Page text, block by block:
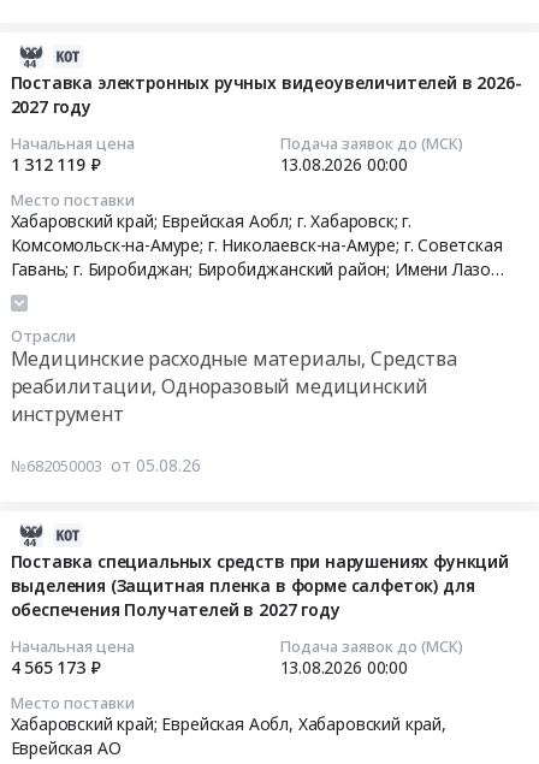
Поставка электронных ручных видеоувеличителей в 2026-
2027 году
Начальная цена
1 312 119 ₽
Подача заявок до (МСК)
13.08.2026 00:00
Место поставки
Хабаровский край; Еврейская Аобл; г. Хабаровск; г.
Комсомольск-на-Амуре; г. Николаевск-на-Амуре; г. Советская
Гавань; г. Биробиджан; Биробиджанский район; Имени Лазо
район; Солнечный район,
Отрасли
Медицинские расходные материалы, Средства
реабилитации, Одноразовый медицинский
инструмент
№682050003 от 05.08.26
Поставка специальных средств при нарушениях функций
выделения (Защитная пленка в форме салфеток) для
обеспечения Получателей в 2027 году
Начальная цена
4 565 173 ₽
Подача заявок до (МСК)
13.08.2026 00:00
Место поставки
Хабаровский край; Еврейская Аобл, Хабаровский край,
Еврейская АО